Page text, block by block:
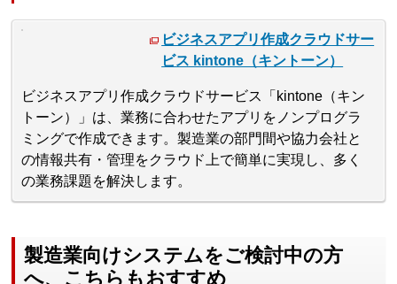
ビジネスアプリ作成クラウドサー
ビス kintone（キントーン）
ビジネスアプリ作成クラウドサービス「kintone（キン
トーン）」は、業務に合わせたアプリをノンプログラ
ミングで作成できます。製造業の部門間や協力会社と
の情報共有・管理をクラウド上で簡単に実現し、多く
の業務課題を解決します。
製造業向けシステムをご検討中の方
へ、こちらもおすすめ